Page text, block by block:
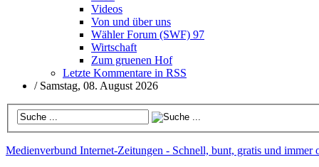
Videos
Von und über uns
Wähler Forum (SWF) 97
Wirtschaft
Zum gruenen Hof
Letzte Kommentare in RSS
/ Samstag, 08. August 2026
Medienverbund Internet-Zeitungen - Schnell, bunt, gratis und immer